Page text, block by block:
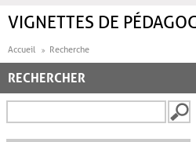
VIGNETTES DE
Accueil Recherche
RECHERCHER